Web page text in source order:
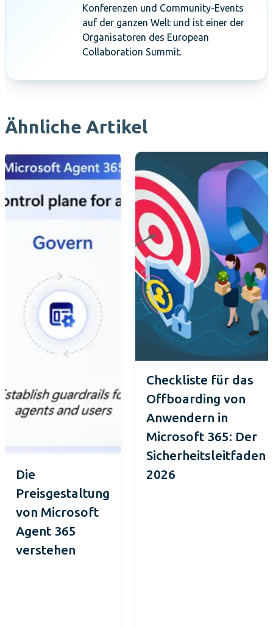
Konferenzen und Community-Events
auf der ganzen Welt und ist einer der
Organisatoren des European
Collaboration Summit.
Ähnliche Artikel
Die
Preisgestaltung
von Microsoft
Agent 365
verstehen
Checkliste für das
Offboarding von
Anwendern in
Microsoft 365: Der
Sicherheitsleitfaden
2026